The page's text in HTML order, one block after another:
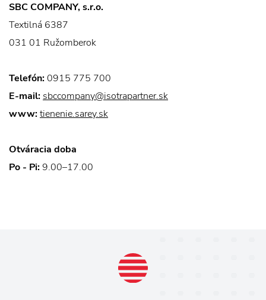
SBC COMPANY, s.r.o.
Textilná 6387
031 01 Ružomberok
Telefón: 0915 775 700
E-mail: sbccompany@isotrapartner.sk
www:tienenie.sarey.sk
Otváracia doba
Po - Pi: 9.00–17.00